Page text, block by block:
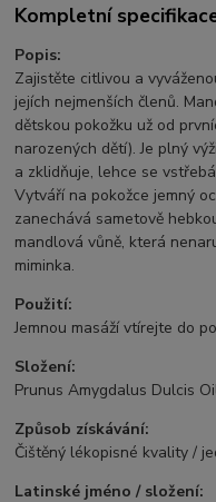
Kompletní
Popis:
Zajistěte citlivou a
jejích nejmenších členů.
dětskou pokožku už od
narozených dětí). Je plný
a zklidňuje, lehce se
Vytváří na pokožce jemný
zanechává sametově
mandlová vůně, která
miminka.
Použití:
Jemnou masáží vtírejte do
Složení:
Prunus Amygdalus Dulcis
Způsob získávání:
Čištěný lékopisné kvality /
Latinské jméno / složení: